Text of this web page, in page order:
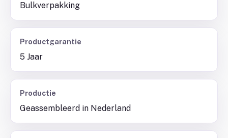
Bulkverpakking
Productgarantie
5 Jaar
Productie
Geassembleerd in Nederland